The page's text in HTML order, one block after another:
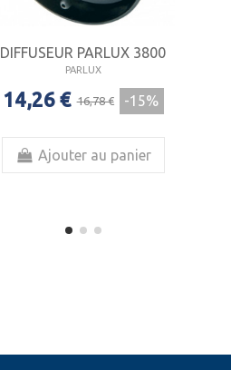
DIFFUSEUR PARLUX 3800
PARLUX
14,26 € 16,78 € -15%
Ajouter au panier